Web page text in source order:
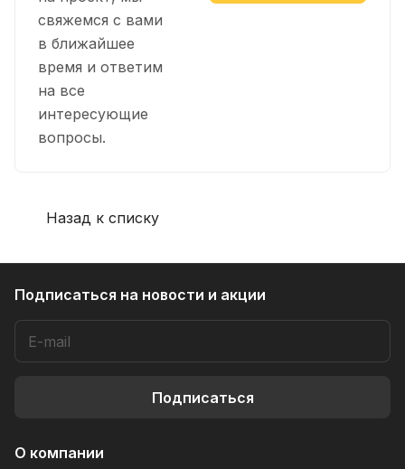
свяжемся с вами
в ближайшее
время и ответим
на все
интересующие
вопросы.
Назад к списку
Подписаться на новости и акции
Подписаться
О компании